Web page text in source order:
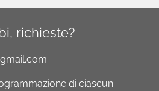
richieste?
di ciascun